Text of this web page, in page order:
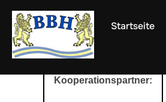
Inhalt
springen
Startseite
Kooperationspartner: